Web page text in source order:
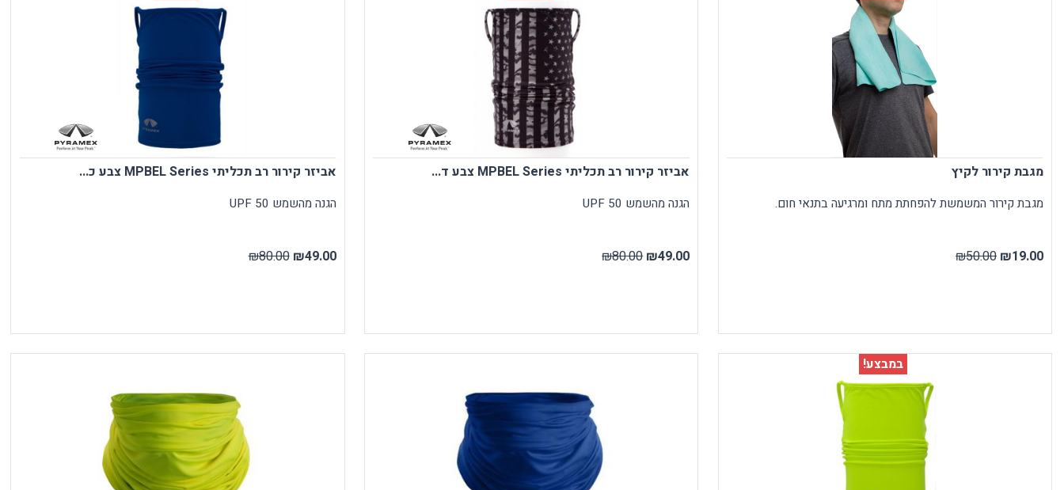
מגבת קירור לקיץ
מגבת קירור המשמשת להפחתת מתח ומרגיעה בתנאי חום.
₪19.00
₪50.00
אביזר קירור רב תכליתי MPBEL Series צבע ד...
הגנה מהשמש UPF 50
₪49.00
₪80.00
אביזר קירור רב תכליתי MPBEL Series צבע כ...
הגנה מהשמש UPF 50
₪49.00
₪80.00
במבצע!